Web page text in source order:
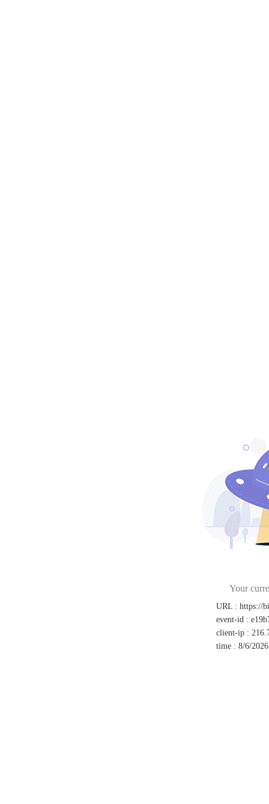
Your
URL : https://
event-id :
client-ip :
time : 8/6/